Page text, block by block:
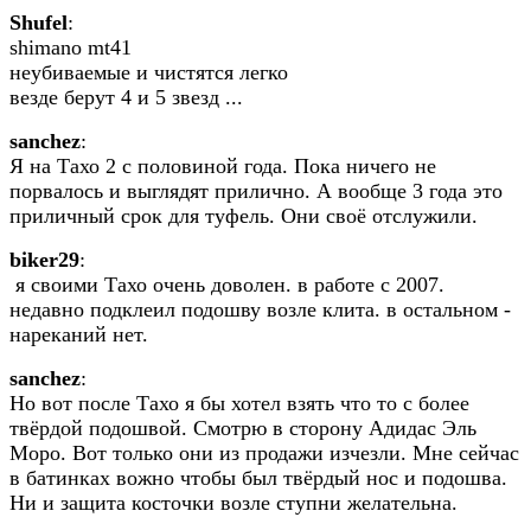
Shufel:
shimano mt41
неубиваемые и чистятся легко
везде берут 4 и 5 звезд ...
sanchez:
Я на Тахо 2 с половиной года. Пока ничего не
порвалось и выглядят прилично. А вообще 3 года это
приличный срок для туфель. Они своё отслужили.
biker29:
я своими Тахо очень доволен. в работе с 2007.
недавно подклеил подошву возле клита. в остальном -
нареканий нет.
sanchez:
Но вот после Тахо я бы хотел взять что то с более
твёрдой подошвой. Смотрю в сторону Адидас Эль
Моро. Вот только они из продажи изчезли. Мне сейчас
в батинках вожно чтобы был твёрдый нос и подошва.
Ни и защита косточки возле ступни желательна.